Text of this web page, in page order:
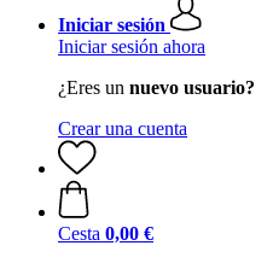
Iniciar sesión
Iniciar sesión ahora
¿Eres un nuevo usuario?
Crear una cuenta
Cesta 0,00 €